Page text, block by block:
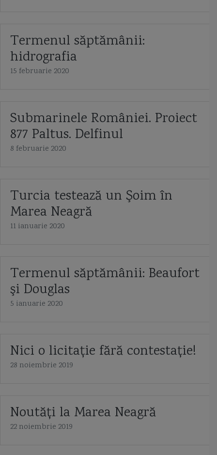
Termenul săptămânii:
hidrografia
15 februarie 2020
Submarinele României. Proiect
877 Paltus. Delfinul
8 februarie 2020
Turcia testează un Şoim în
Marea Neagră
11 ianuarie 2020
Termenul săptămânii: Beaufort
şi Douglas
5 ianuarie 2020
Nici o licitație fără contestație!
28 noiembrie 2019
Noutăți la Marea Neagră
22 noiembrie 2019